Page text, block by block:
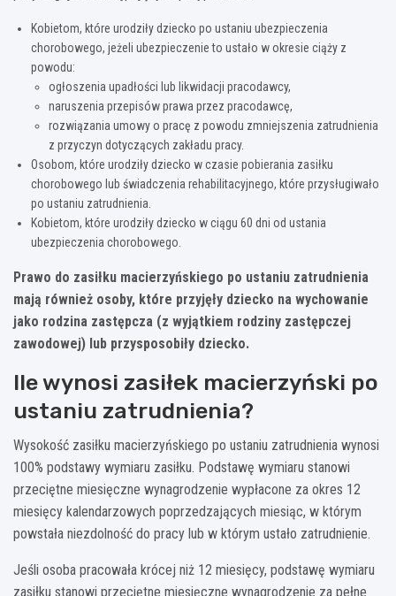
Kobietom, które urodziły dziecko po ustaniu ubezpieczenia
chorobowego, jeżeli ubezpieczenie to ustało w okresie ciąży z
powodu:
ogłoszenia upadłości lub likwidacji pracodawcy,
naruszenia przepisów prawa przez pracodawcę,
rozwiązania umowy o pracę z powodu zmniejszenia zatrudnienia
z przyczyn dotyczących zakładu pracy.
Osobom, które urodziły dziecko w czasie pobierania zasiłku
chorobowego lub świadczenia rehabilitacyjnego, które przysługiwało
po ustaniu zatrudnienia.
Kobietom, które urodziły dziecko w ciągu 60 dni od ustania
ubezpieczenia chorobowego.
Prawo do zasiłku macierzyńskiego po ustaniu zatrudnienia
mają również osoby, które przyjęły dziecko na wychowanie
jako rodzina zastępcza (z wyjątkiem rodziny zastępczej
zawodowej) lub przysposobiły dziecko.
Ile wynosi zasiłek macierzyński po
ustaniu zatrudnienia?
Wysokość zasiłku macierzyńskiego po ustaniu zatrudnienia wynosi
100% podstawy wymiaru zasiłku. Podstawę wymiaru stanowi
przeciętne miesięczne wynagrodzenie wypłacone za okres 12
miesięcy kalendarzowych poprzedzających miesiąc, w którym
powstała niezdolność do pracy lub w którym ustało zatrudnienie.
Jeśli osoba pracowała krócej niż 12 miesięcy, podstawę wymiaru
zasiłku stanowi przeciętne miesięczne wynagrodzenie za pełne